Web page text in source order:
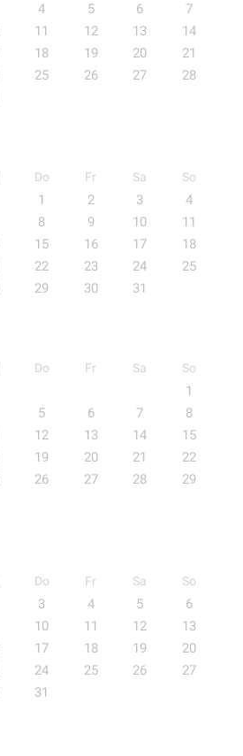
4 5 6
7
11 12 13
14
18 19 20
21
25 26 27
28
Do Fr Sa So
1 2 3
4
8 9 10
11
15 16 17
18
22 23 24
25
29 30 31
Do Fr Sa So
1
5 6 7
8
12 13 14
15
19 20 21
22
26 27 28
29
Do Fr Sa So
3 4 5
6
10 11 12
13
17 18 19
20
24 25 26
27
31